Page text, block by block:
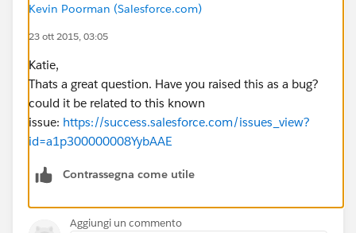
Kevin Poorman (Salesforce.com)
23 ott 2015, 03:05
Katie,
Thats a great question. Have you raised this as a bug?
could it be related to this known
issue: https://success.salesforce.com/issues_view?
id=a1p300000008YybAAE
Contrassegna come utile
Aggiungi un commento